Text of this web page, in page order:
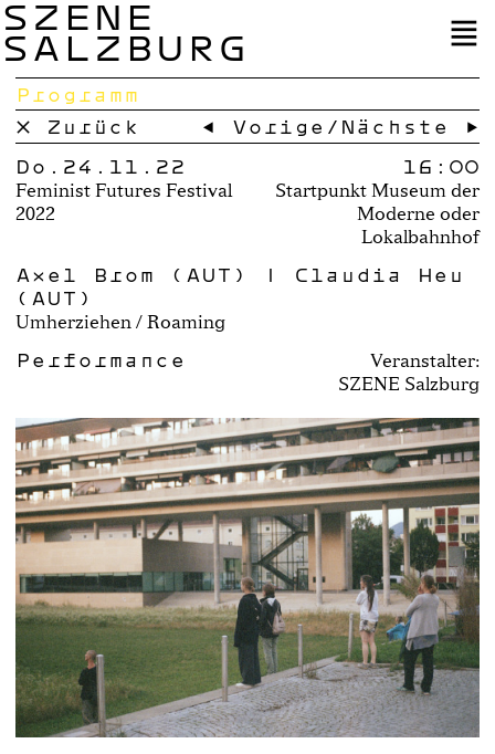
SZENE
SALZBURG
Programm
× Zurück
← Vorige / Nächste →
Do.24.11.22
Feminist Futures Festival
2022
16:00
Startpunkt Museum der
Moderne oder
Lokalbahnhof
Axel Brom (AUT) | Claudia Heu
(AUT)
Umherziehen / Roaming
Performance
Veranstalter:
SZENE Salzburg